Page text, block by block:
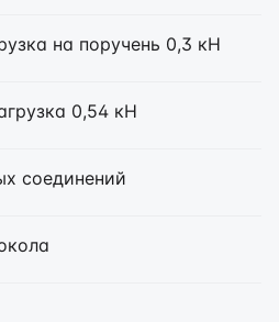
на поручень 0,3 кН
0,54 кН
соединений